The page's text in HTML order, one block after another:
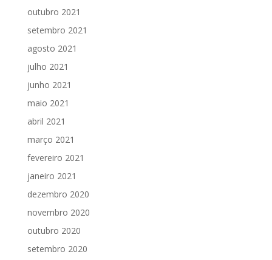
outubro 2021
setembro 2021
agosto 2021
julho 2021
junho 2021
maio 2021
abril 2021
março 2021
fevereiro 2021
janeiro 2021
dezembro 2020
novembro 2020
outubro 2020
setembro 2020